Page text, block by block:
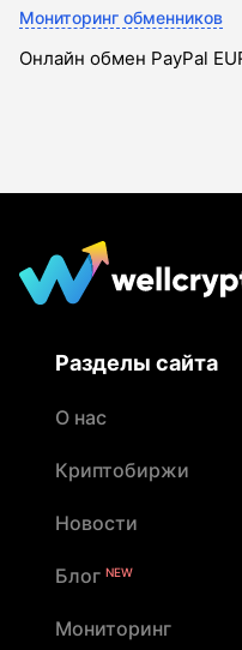
Мониторинг обменников
Онлайн обмен PayPal
Разделы сайта
О нас
Криптобиржи
Новости
Блог NEW
Мониторинг